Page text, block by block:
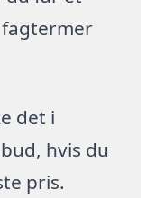
det i
hvis du
pris.